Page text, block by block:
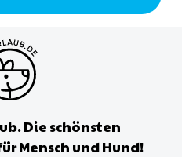
Die schönsten
Mensch und Hund!